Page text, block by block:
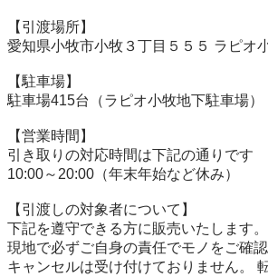
【引渡場所】
愛知県小牧市小牧３丁目５５５ ラピオ
【駐⾞場】
駐車場415台（ラピオ小牧地下駐車場）
【営業時間】
引き取りの対応時間は下記の通りです
10:00～20:00（年末年始など休み）
【引渡しの対象者について】
下記を遵守できる⽅に販売いたします。
現地で必ずご⾃⾝の責任でモノをご確
キャンセルは受け付けておりません。